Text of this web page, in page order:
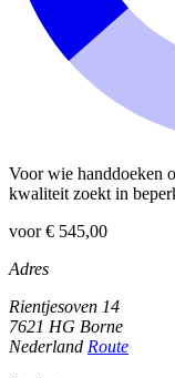
Voor wie handdoeken
kwaliteit zoekt in
voor € 545,00
Adres
Rientjesoven 14
7621 HG Borne
Nederland Route